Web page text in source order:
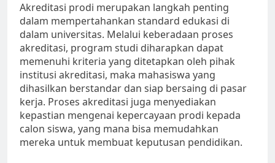
Akreditasi prodi merupakan langkah penting
dalam mempertahankan standard edukasi di
dalam universitas. Melalui keberadaan proses
akreditasi, program studi diharapkan dapat
memenuhi kriteria yang ditetapkan oleh pihak
institusi akreditasi, maka mahasiswa yang
dihasilkan berstandar dan siap bersaing di pasar
kerja. Proses akreditasi juga menyediakan
kepastian mengenai kepercayaan prodi kepada
calon siswa, yang mana bisa memudahkan
mereka untuk membuat keputusan pendidikan.